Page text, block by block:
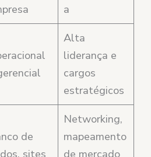
a
Alta
liderança e
cargos
estratégicos
de
sites
Networking,
mapeamento
de mercado